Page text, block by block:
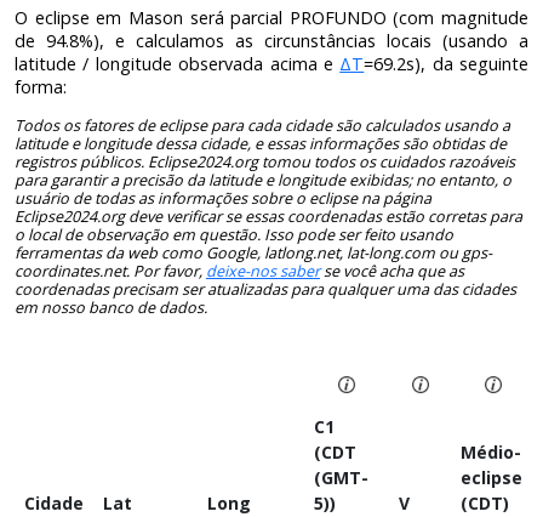
O eclipse em Mason será parcial PROFUNDO (com magnitude
de 94.8%), e calculamos as circunstâncias locais (usando a
latitude / longitude observada acima e ΔT=69.2s), da seguinte
forma:
Todos os fatores de eclipse para cada cidade são calculados usando a
latitude e longitude dessa cidade, e essas informações são obtidas de
registros públicos. Eclipse2024.org tomou todos os cuidados razoáveis ​​
para garantir a precisão da latitude e longitude exibidas; no entanto, o
usuário de todas as informações sobre o eclipse na página
Eclipse2024.org deve verificar se essas coordenadas estão corretas para
o local de observação em questão. Isso pode ser feito usando
ferramentas da web como Google, latlong.net, lat-long.com ou gps-
coordinates.net. Por favor, deixe-nos saberse você acha que as
coordenadas precisam ser atualizadas para qualquer uma das cidades
em nosso banco de dados.
Cidade Lat Long
C1
(CDT
(GMT-
5))
V
Médio-
eclipse
(CDT)